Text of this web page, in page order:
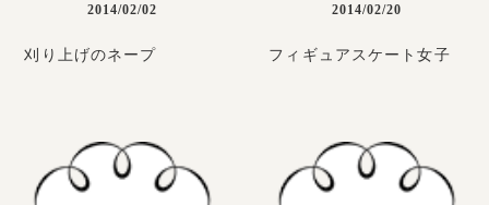
2014/02/02
刈り上げのネープ
2014/02/20
フィギュアスケート女子